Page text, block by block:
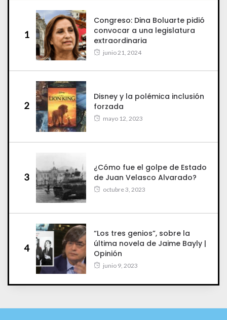
1
Congreso: Dina Boluarte pidió
convocar a una legislatura
extraordinaria
junio 21, 2024
2
Disney y la polémica inclusión
forzada
mayo 12, 2023
3
¿Cómo fue el golpe de Estado
de Juan Velasco Alvarado?
octubre 3, 2023
4
“Los tres genios”, sobre la
última novela de Jaime Bayly |
Opinión
junio 9, 2023